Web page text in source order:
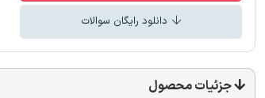
دانلود رایگان سوالات
جزئیات محصول